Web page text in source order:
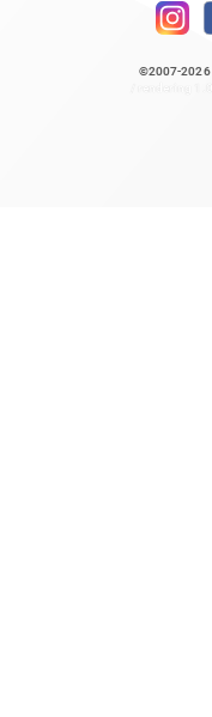
©2007-2026